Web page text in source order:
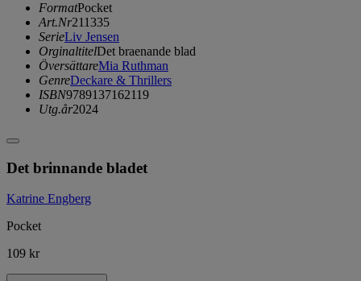
FormatPocket
Art.Nr211335
SerieLiv Jensen
OrginaltitelDet braenande blad
ÖversättareMia Ruthman
GenreDeckare & Thrillers
ISBN9789137162119
Utg.år2024
Det brinnande bladet
Katrine Engberg
Pocket
109 kr